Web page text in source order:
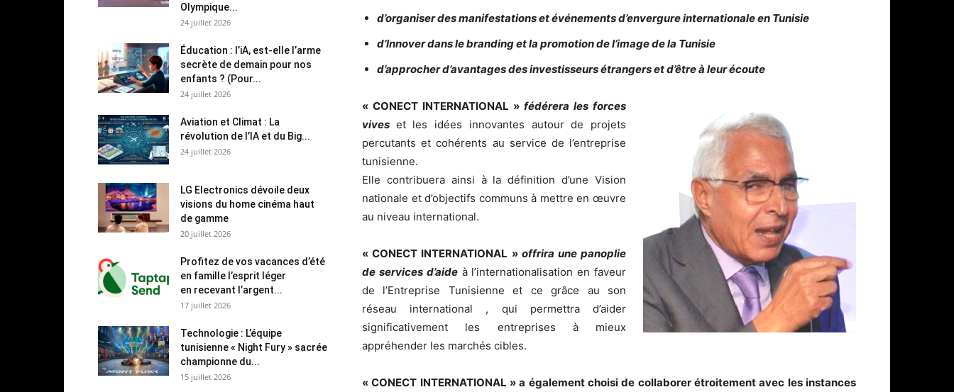
d’organiser des manifestations et événements d’envergure internationale en Tunisie
d’Innover dans le branding et la promotion de l’image de la Tunisie
d’approcher d’avantages des investisseurs étrangers et d’être à leur écoute
« CONECT INTERNATIONAL » fédérera les forces
vives et les idées innovantes autour de projets
percutants et cohérents au service de l’entreprise
tunisienne.
Elle contribuera ainsi à la définition d’une Vision
nationale et d’objectifs communs à mettre en œuvre
au niveau international.
« CONECT INTERNATIONAL » offrira une panoplie
de services d’aideà l’internationalisation en faveur
de l’Entreprise Tunisienne et ce grâce au son
réseau international , qui permettra d’aider
significativement les entreprises à mieux
appréhender les marchés cibles.
« CONECT INTERNATIONAL » a également choisi de collaborer étroitement avec les instances
Olympique...
24 juillet 2026
Éducation : l’iA, est-elle l’arme
secrète de demain pour nos
enfants ? (Pour...
24 juillet 2026
Aviation et Climat : La
révolution de l’IA et du Big...
24 juillet 2026
LG Electronics dévoile deux
visions du home cinéma haut
de gamme
20 juillet 2026
Profitez de vos vacances d’été
en famille l’esprit léger
en recevant l’argent...
17 juillet 2026
Technologie : L’équipe
tunisienne « Night Fury » sacrée
championne du...
15 juillet 2026